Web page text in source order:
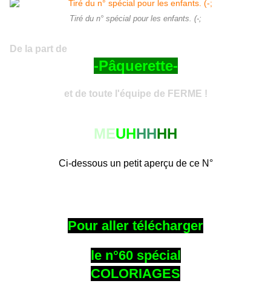
Tiré du n° spécial pour les enfants. (-;
De la part de
-Pâquerette-
et de toute l'équipe de FERME !
MEUHHHHH
Ci-dessous un petit aperçu de ce N°
Pour aller télécharger
le n°60 spécial
COLORIAGES